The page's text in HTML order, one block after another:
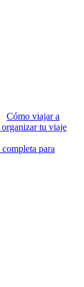
Cómo viajar a
organizar tu viaje
para